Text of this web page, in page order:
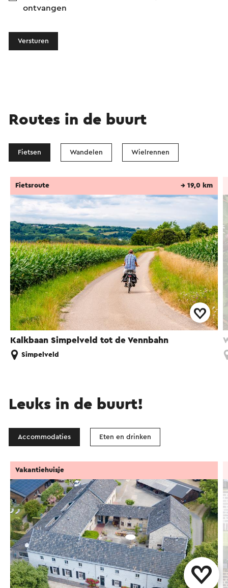
ontvangen
Versturen
Routes in de buurt
Fietsen Wandelen Wielrennen
Kalkbaan Simpelveld tot de Vennbahn
Fietsroute → 19,0 km
Simpelveld
Leuks in de buurt!
Accommodaties Eten en drinken
Vakantiehuisje